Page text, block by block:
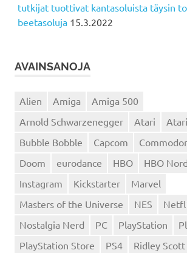
tutkijat tuottivat kantasoluista täysin
beetasoluja 15.3.2022
AVAINSANOJA
Alien Amiga
Amiga 500
Arnold Schwarzenegger
Atari
Bubble Bobble
Capcom
Doom
eurodance HBO HBO
Instagram
Kickstarter
Marvel
Masters of the Universe
NES
Nostalgia Nerd
PC PlayStation
PlayStation Store
PS4 Ridley Scott